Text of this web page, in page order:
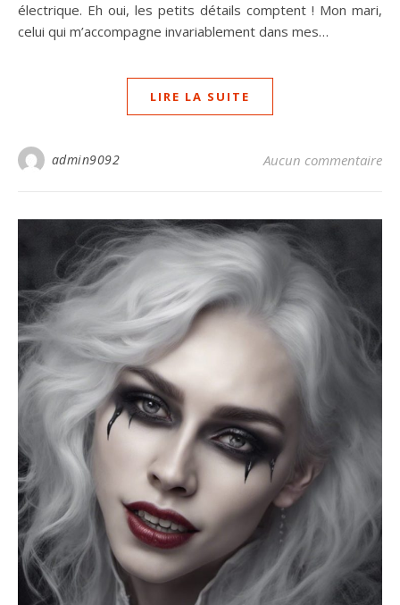
électrique. Eh oui, les petits détails comptent ! Mon mari,
celui qui m’accompagne invariablement dans mes…
LIRE LA SUITE
admin9092 Aucun commentaire